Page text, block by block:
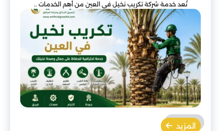
تُعد خدمة شركة تكريب نخيل في العين من أهم الخدمات ..
المزيد